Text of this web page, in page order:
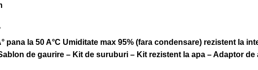
pana la 50 A°C Umiditate max 95% (fara condensare) rezistent la
de gaurire – Kit de suruburi – Kit rezistent la apa – Adaptor